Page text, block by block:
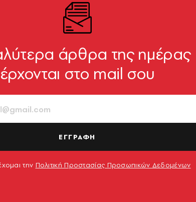
άρθρα της ημέρας
έρχονται στο mail σου
ΕΓΓΡΑΦΗ
την Πολιτική Προστασίας Προσωπικών Δεδομένων